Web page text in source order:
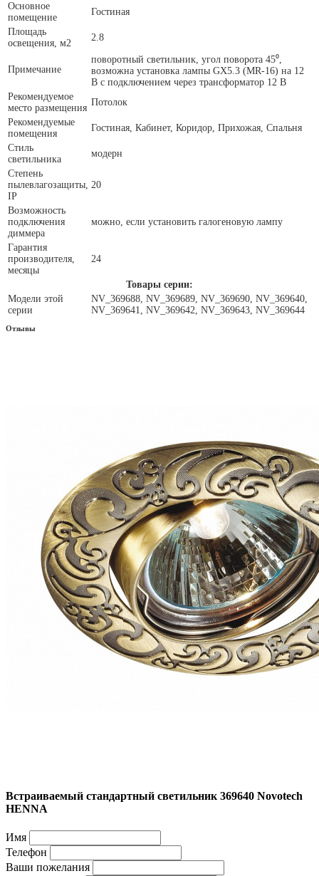
Основное
помещение
Гостиная
Площадь
освещения, м2
2.8
Примечание
поворотный светильник, угол поворота 45⁰,
возможна установка лампы GX5.3 (MR-16) на 12
В с подключением через трансформатор 12 В
Рекомендуемое
место размещения
Потолок
Рекомендуемые
помещения
Гостиная, Кабинет, Коридор, Прихожая, Спальня
Стиль
светильника
модерн
Степень
пылевлагозащиты,
IP
20
Возможность
подключения
диммера
можно, если установить галогеновую лампу
Гарантия
производителя,
месяцы
24
Товары серии:
Модели этой
серии
NV_369688, NV_369689, NV_369690, NV_369640,
NV_369641, NV_369642, NV_369643, NV_369644
Отзывы
Встраиваемый стандартный светильник 369640 Novotech
HENNA
Имя
Телефон
Ваши пожелания